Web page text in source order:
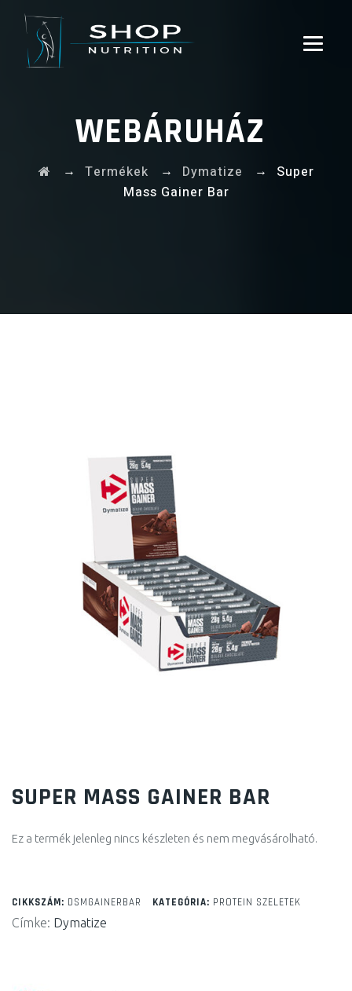
WEBÁRUHÁZ
→ Termékek → Dymatize →
Super
Mass Gainer Bar
SUPER MASS GAINER BAR
Ez a termék jelenleg nincs készleten és nem megvásárolható.
CIKKSZÁM: DSMGAINERBAR KATEGÓRIA: PROTEIN SZELETEK
Címke: Dymatize